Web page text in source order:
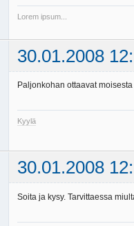
Lorem ipsum...
30.01.2008
Paljonkohan ottaavat
Kyylä
30.01.2008
Soita ja kysy. Tarvittaessa